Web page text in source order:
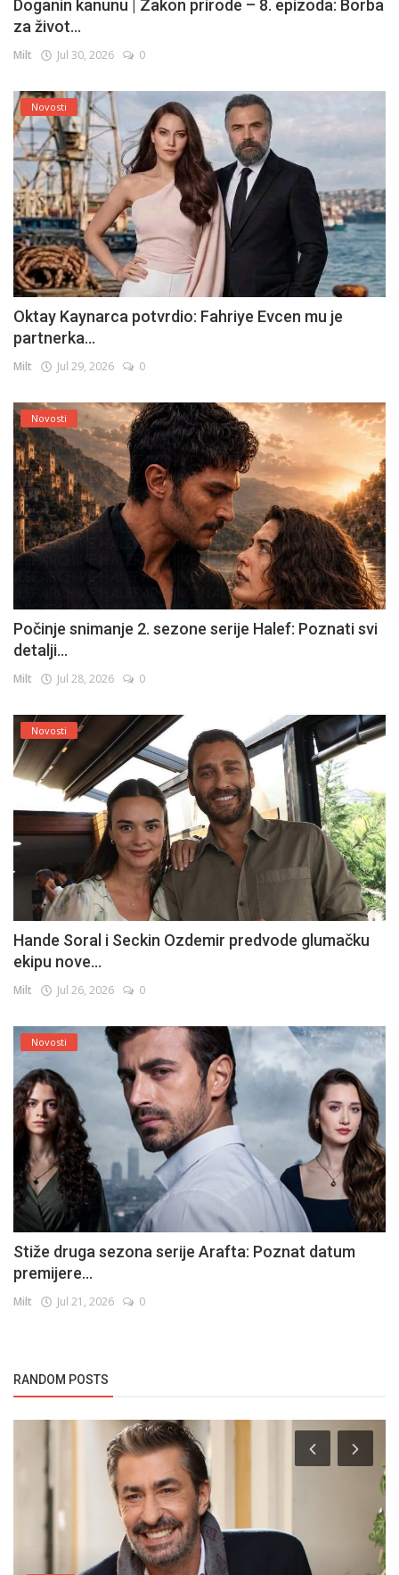
Doganin kanunu | Zakon prirode – 8. epizoda: Borba
za život...
Milt Jul 30, 2026 0
Novosti
Oktay Kaynarca potvrdio: Fahriye Evcen mu je
partnerka...
Milt Jul 29, 2026 0
Novosti
Počinje snimanje 2. sezone serije Halef: Poznati svi
detalji...
Milt Jul 28, 2026 0
Novosti
Hande Soral i Seckin Ozdemir predvode glumačku
ekipu nove...
Milt Jul 26, 2026 0
Novosti
Stiže druga sezona serije Arafta: Poznat datum
premijere...
Milt Jul 21, 2026 0
RANDOM POSTS